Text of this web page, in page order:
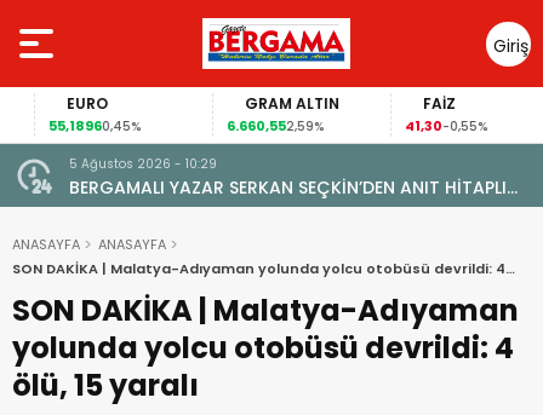
Giriş
Yap
EURO
55,18960,45%
GRAM ALTIN
6.660,552,59%
FAİZ
41,30-0,55%
5 Ağustos 2026 - 10:29
BERGAMALI YAZAR SERKAN SEÇKİN’DEN ANIT HİTAPLI
KİTAP: “PERGAMON’DAN ARTVİN’E”
ANASAYFA
ANASAYFA
SON DAKİKA | Malatya-Adıyaman yolunda yolcu otobüsü devrildi: 4
SON DAKİKA | Malatya-Adıyaman
yolunda yolcu otobüsü devrildi: 4
ölü, 15 yaralı